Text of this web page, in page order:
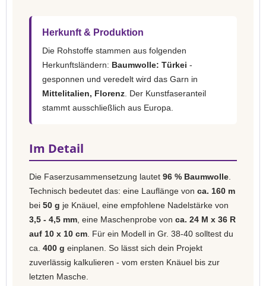
Herkunft & Produktion
Die Rohstoffe stammen aus folgenden
Herkunftsländern: Baumwolle: Türkei -
gesponnen und veredelt wird das Garn in
Mittelitalien, Florenz . Der Kunstfaseranteil
stammt ausschließlich aus Europa.
Im Detail
Die Faserzusammensetzung lautet 96 % Baumwolle
Technisch bedeutet das: eine Lauflänge von ca. 160 m
bei 50 g je Knäuel, eine empfohlene Nadelstärke von
3,5 - 4,5 mm , eine Maschenprobe von ca. 24 M x 36 R
auf 10 x 10 cm . Für ein Modell in Gr. 38-40 solltest du
ca. 400 g einplanen. So lässt sich dein Projekt
zuverlässig kalkulieren - vom ersten Knäuel bis zur
letzten Masche.